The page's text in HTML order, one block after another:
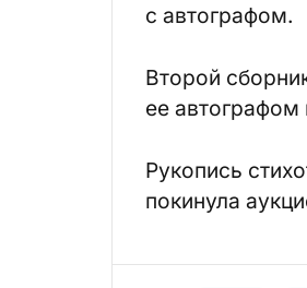
с автографом.
Второй
ее автографом
Рукопись
покинула